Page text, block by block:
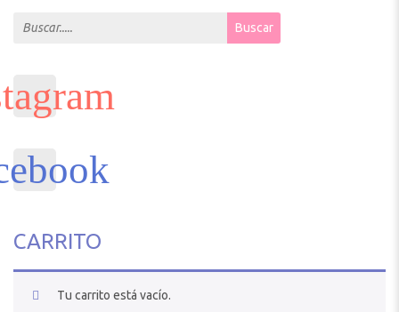
Search for: Buscar
CARRITO
Tu carrito está vacío.